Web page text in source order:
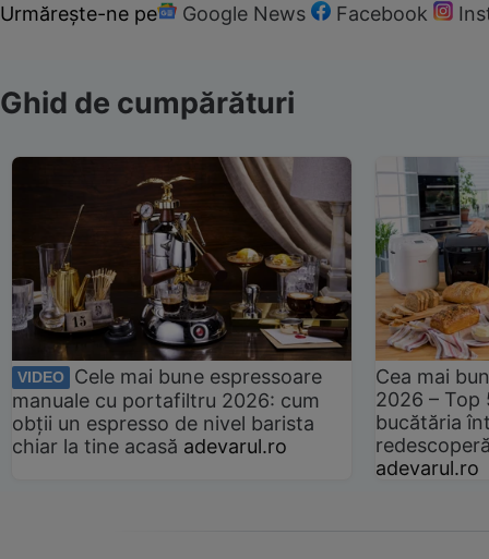
Urmărește-ne pe Google News Facebook
Ghid de cumpărături
VIDEO
Cele mai bune espressoare
manuale cu portafiltru 2026: cum
obții un espresso de nivel barista
chiar la tine acasă adevarul.ro
Cea mai
2026 –
bucătăria
adevarul.ro